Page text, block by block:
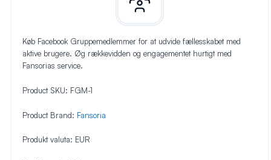
Køb Facebook Gruppemedlemmer for at udvide fællesskabet med
aktive brugere. Øg rækkevidden og engagementet hurtigt med
Fansorias service.
Product SKU: FGM-1
Product Brand: Fansoria
Produkt valuta: EUR